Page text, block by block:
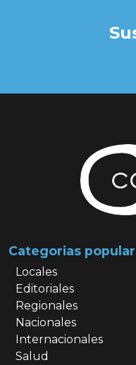
Categorias
Locales
Editoriales
Regionales
Nacionales
Internacionales
Salud